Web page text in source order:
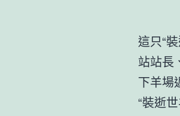
這只“
站站長
下羊場
“裝逝